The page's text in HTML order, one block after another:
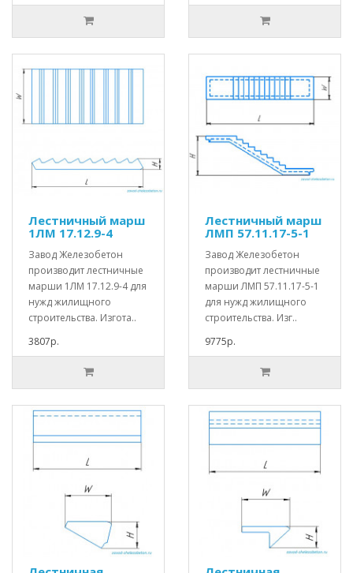
Лестничный марш
1ЛМ 17.12.9-4
Завод Железобетон
производит лестничные
марши 1ЛМ 17.12.9-4 для
нужд жилищного
строительства. Изгота..
3807р.
Лестничный марш
ЛМП 57.11.17-5-1
Завод Железобетон
производит лестничные
марши ЛМП 57.11.17-5-1
для нужд жилищного
строительства. Изг..
9775р.